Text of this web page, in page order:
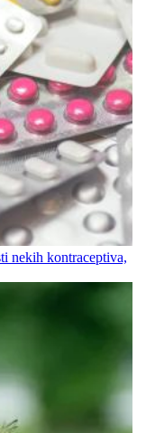
nekih kontraceptiva,